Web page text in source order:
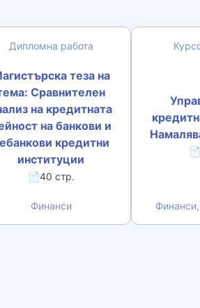
Дипломна работа
теза на
Сравнителен
на кредитната
на банкови и
кредитни
институции
📄40 стр.
Финанси